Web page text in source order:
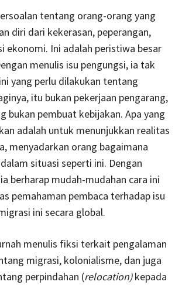
tentang orang-orang yang
diri dari kekerasan, peperangan,
ekonomi. Ini adalah peristiwa besar
menulis isu pengungsi, ia tak
yang perlu dilakukan tentang
itu bukan pekerjaan pengarang,
bukan pembuat kebijakan. Apa yang
adalah untuk menunjukkan realitas
menyadarkan orang bagaimana
situasi seperti ini. Dengan
berharap mudah-mudahan cara ini
pemahaman pembaca terhadap isu
ini secara global.
menulis fiksi terkait pengalaman
migrasi, kolonialisme, dan juga
perpindahan (relocation)kepada